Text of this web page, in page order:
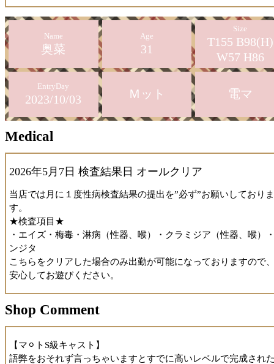
「一体どのように使うのか？」とのワクワクと、「これを扱え
んて凄い」との奥菜さんへの尊敬の念が高まります。
そしていざ、それを使ったプレイへ。概要は省きますが、新感
非常に良いものでした。まず自分の身体の支持仕方が変わり、
戦となります。それによりルームや洗い場のプレイでは刺激さ
いはずの場所を刺激できるようになる、というような具合です
東では吉◯や川◯のように規模の大きな花街でしか体験できな
あろうこれを大宮で体験できる、というのは言うまでもなく凄
その後、奥菜さんの代名詞でもある洗い場プレイをしていただ
太腿などの感触がとても良く、またテクニック（阿修羅）を十
堪能することができ、こちらも大満足でした。
チ◯アや洗い場の準備はなかなか大変かと思いますが、テキパ
要領よく準備され、また合間のおしゃべりでも楽しませていた
き、待ち時間を感じませんでした。
プレイ後はおしゃべりを楽しませていただきました。奥菜さん
味が多く色々なことをご存知なので、話してみると共通点があ
今回も楽しく、気持ちの良い時間を過ごさせていただきました
Name
奥菜
Age
31
Size
T155 B98(H)
W57 H86
EntryDay
2023/10/03 Ｍット 電マ
Medical
2026年5月7日 検査結果日 オールクリア
当店では月に１度性病検査結果の提出を”必ず”お願いしておりま
す。
★検査項目★
・エイズ・梅毒・淋病（性器、喉）・クラミジア（性器、喉）
ンジタ
こちらをクリアした場合のみ出勤が可能になっておりますので
安心してお遊びください。
Shop Comment
【マ⚪︎トS級キャスト】
語弊をおそれず言っちゃいますとすでに高いレベルで完成され